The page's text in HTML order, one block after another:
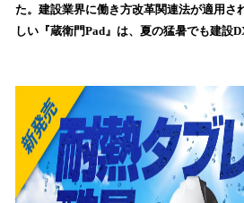
た。建設業界に働き方改革関連法が適用さ
しい『蔵衛門Pad』は、夏の猛暑でも建設